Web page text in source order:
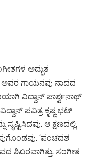
ಅದ್ಭುತ
ಅವರ ಗಾಯನವು ನಾದದ
ವಿದ್ವಾನ್ ಪಾರ್ಶ್ವನಾಥ್
ಪವಿತ್ರ ಕೃಷ್ಣ ಭಟ್
ಆ ಕ್ಷಣದಲ್ಲಿ,
‘ಪಂಚದಶ
ಶಿಖರವಾಗಿತ್ತು. ಸಂಗೀತ